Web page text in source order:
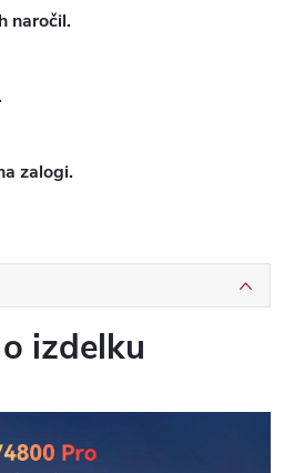
naročil.
zalogi.